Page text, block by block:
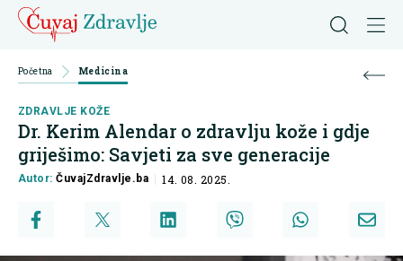
Početna Medicina
ZDRAVLJE KOŽE
Dr. Kerim Alendar o zdravlju kože i gdje
griješimo: Savjeti za sve generacije
Autor:ČuvajZdravlje.ba 14. 08. 2025.